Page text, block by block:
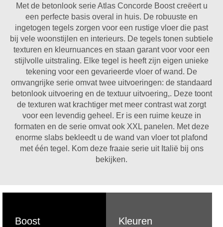
Met de betonlook serie Atlas Concorde Boost creëert u
een perfecte basis overal in huis. De robuuste en
ingetogen tegels zorgen voor een rustige vloer die past
bij vele woonstijlen en interieurs. De tegels tonen subtiele
texturen en kleurnuances en staan garant voor voor een
stijlvolle uitstraling. Elke tegel is heeft zijn eigen unieke
tekening voor een gevarieerde vloer of wand. De
omvangrijke serie omvat twee uitvoeringen: de standaard
betonlook uitvoering en de textuur uitvoering,. Deze toont
de texturen wat krachtiger met meer contrast wat zorgt
voor een levendig geheel. Er is een ruime keuze in
formaten en de serie omvat ook XXL panelen. Met deze
enorme slabs bekleedt u de wand van vloer tot plafond
met één tegel. Kom deze fraaie serie uit Italië bij ons
bekijken.
Boost Kleuren